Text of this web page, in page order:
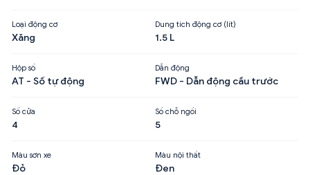
Loại động cơ
Xăng
Dung tích động cơ (lít)
1.5 L
Hộp số
AT - Số tự động
Dẫn động
FWD - Dẫn động cầu trước
Số cửa
4
Số chỗ ngồi
5
Màu sơn xe
Đỏ
Màu nội thất
Đen